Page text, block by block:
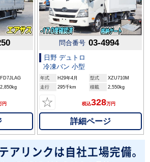
FD7JLAG
2,850kg
円
問合番号 03-4994
日野 デュトロ
冷凍バン 小型
年式 H29年4月 型式
XZU710M
走行
295千km 積載 2,550kg
☆ 税込328万円
詳細ページ